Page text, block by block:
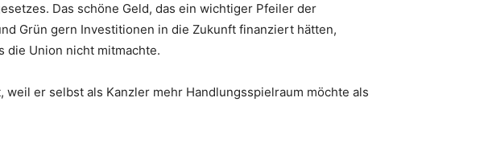
Das schöne Geld, das ein wichtiger Pfeiler der
Grün gern Investitionen in die Zukunft finanziert hätten,
die Union nicht mitmachte.
er selbst als Kanzler mehr Handlungsspielraum möchte als